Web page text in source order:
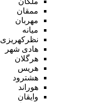
ممقان
مهربان
میانه
نظرکهریزی
هادی شهر
هرگلان
هریس
هشترود
هوراند
وایقان